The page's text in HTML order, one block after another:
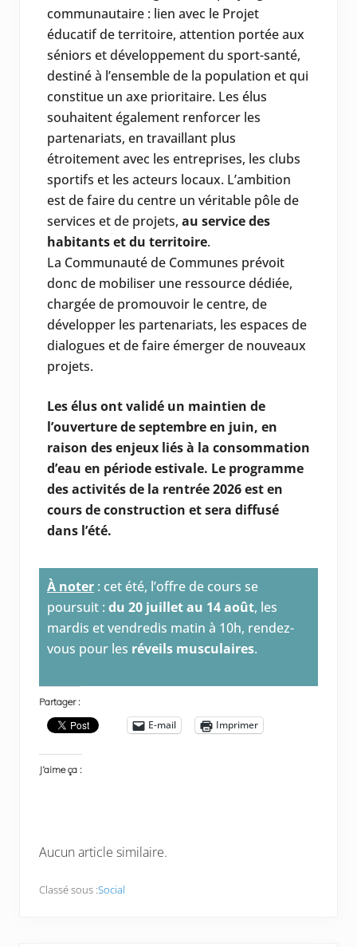
communautaire : lien avec le Projet
éducatif de territoire, attention portée aux
séniors et développement du sport-santé,
destiné à l’ensemble de la population et qui
constitue un axe prioritaire. Les élus
souhaitent également renforcer les
partenariats, en travaillant plus
étroitement avec les entreprises, les clubs
sportifs et les acteurs locaux. L’ambition
est de faire du centre un véritable pôle de
services et de projets, au service des
habitants et du territoire.
La Communauté de Communes prévoit
donc de mobiliser une ressource dédiée,
chargée de promouvoir le centre, de
développer les partenariats, les espaces de
dialogues et de faire émerger de nouveaux
projets.
Les élus ont validé un maintien de
l’ouverture de septembre en juin, en
raison des enjeux liés à la consommation
d’eau en période estivale. Le programme
des activités de la rentrée 2026 est en
cours de construction et sera diffusé
dans l’été.
À noter : cet été, l’offre de cours se
poursuit : du 20 juillet au 14 août, les
mardis et vendredis matin à 10h, rendez-
vous pour les réveils musculaires.
Partager :
E-mail Imprimer
J’aime ça :
Aucun article similaire.
Classé sous :Social